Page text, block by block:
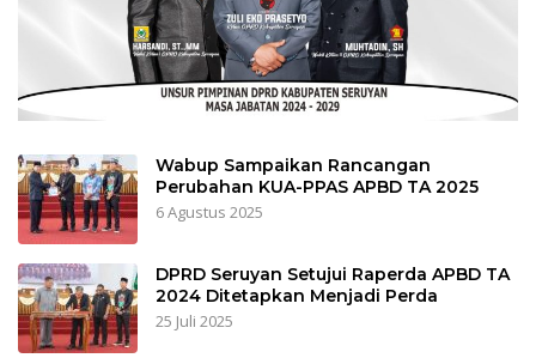
Wabup Sampaikan Rancangan
Perubahan KUA-PPAS APBD TA 2025
6 Agustus 2025
DPRD Seruyan Setujui Raperda APBD TA
2024 Ditetapkan Menjadi Perda
25 Juli 2025